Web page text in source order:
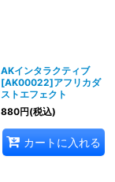
AKインタラクティブ
[AK00022]アフリカダ
ストエフェクト
880円(税込)
カートに入れる